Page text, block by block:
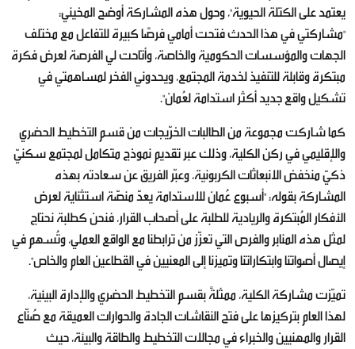
يعتمد على الكتلة الحيوية"، وحول هذه المشاركة أوضح المخيني:
"مشاركتي في هذا الحدث فتحت أمامي فرصًا كبيرة للتفاعل مع مختلف
الجهات والمؤسسات الحكومية والخاصة، وأتاحت لي الفرصة لعرض فكرة
مبتكرة وقابلة للتنفيذ لخدمة المجتمع، ويحدوني الفخر لمساهمتي في
تشكيل واقع جديد أكثر استدامة لعُمان".
كما شاركت مجموعة من الطالبات الخرّيجات من قسم التخطيط الحضري
والإقليمي في ركن الكلية، وذلك عبر تقديم نموذج متكامل لمجتمع سكنيّ
ذكيّ منخفض الانبعاثات الكربونية، وعبّر الفريق عن سعادته بهذه
المشاركة بقوله: "أسبوع عُمان للاستدامة يعدّ منصّة استثناية لعرض
الأفكار المُبتكرة والريادية للطلبة على أصحاب القرار، فنحن كطلبة نحتاج
لمثل هذه المنابر والفرص التي تعزّز من ترابطنا مع الواقع العملي، وتُسهم في
إيصال أصواتنا وابتكاراتنا وتميزنا إلى المعنيين في القطاعين العام والخاص".
تميّزت مشاركة الكلية، ممثلةً بقسم التخطيط الحضري والإدارة البيئية،
لهذا العام بتركيزها على فتح النقاشات الجادة والحوارات العميقة مع صُنّاع
القرار والمهنيين والخبراء في مجالات التخطيط والطاقة والبيئة، حيث